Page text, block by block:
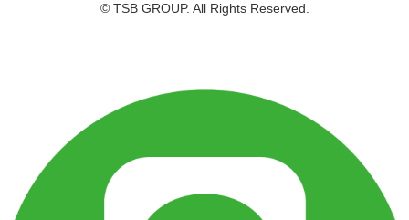
© TSB GROUP. All Rights Reserved.